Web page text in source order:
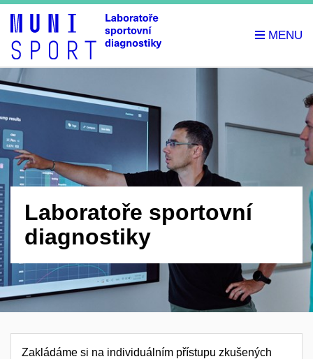
Laboratoře sportovní
diagnostiky
Zakládáme si na individuálním přístupu zkušených